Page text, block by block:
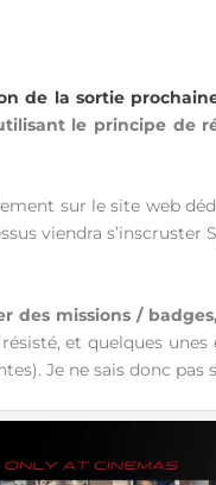
de la sortie
le principe de
sur le site web
viendra
des missions /
et quelques
Je ne sais donc